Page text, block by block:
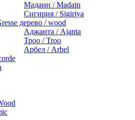
Мадаин / Madain
Сигирия / Sigiriya
дерево / wood
Аджанта / Ajanta
Троо / Troo
Арбел / Arbel